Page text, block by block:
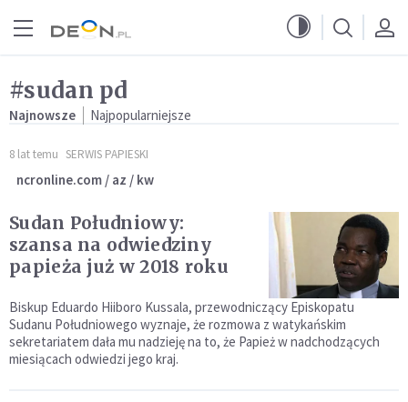
#sudan pd
Najnowsze Najpopularniejsze
8 lat temu SERWIS PAPIESKI
ncronline.com / az / kw
Sudan Południowy:
szansa na odwiedziny
papieża już w 2018 roku
Biskup Eduardo Hiiboro Kussala, przewodniczący Episkopatu
Sudanu Południowego wyznaje, że rozmowa z watykańskim
sekretariatem dała mu nadzieję na to, że Papież w nadchodzących
miesiącach odwiedzi jego kraj.